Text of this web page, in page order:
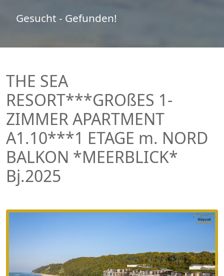
Gesucht - Gefunden!
THE SEA
RESORT***GROßES 1-
ZIMMER APARTMENT
A1.10***1 ETAGE m. NORD
BALKON *MEERBLICK*
Bj.2025